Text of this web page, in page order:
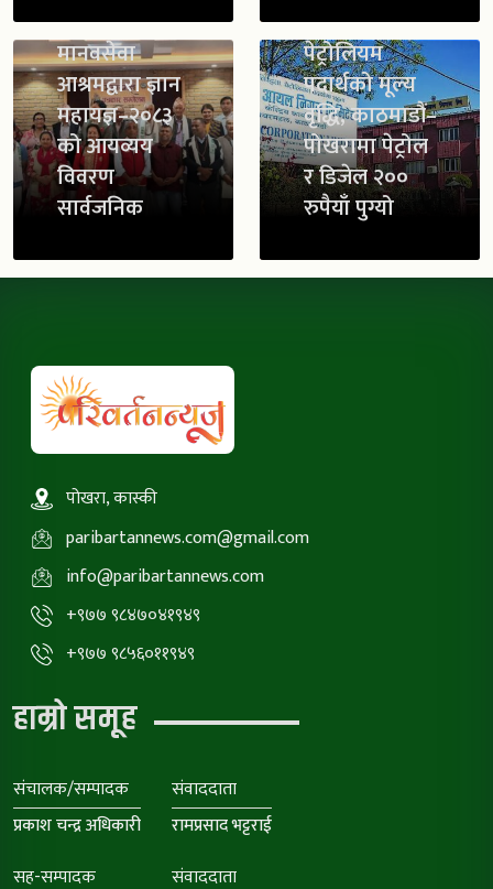
मानवसेवा
आश्रमद्वारा ज्ञान
महायज्ञ–२०८३
को आयव्यय
विवरण
सार्वजनिक
पेट्रोलियम
पदार्थको मूल्य
वृद्धि, काठमाडौं–
पोखरामा पेट्रोल
र डिजेल २००
रुपैयाँ पुग्यो
पोखरा, कास्की
paribartannews.com@gmail.com
info@paribartannews.com
+९७७ ९८४७०४१९४९
+९७७ ९८५६०११९४९
हाम्रो समूह
संचालक/सम्पादक
प्रकाश चन्द्र अधिकारी
संवाददाता
रामप्रसाद भट्टराई
सह-सम्पादक संवाददाता